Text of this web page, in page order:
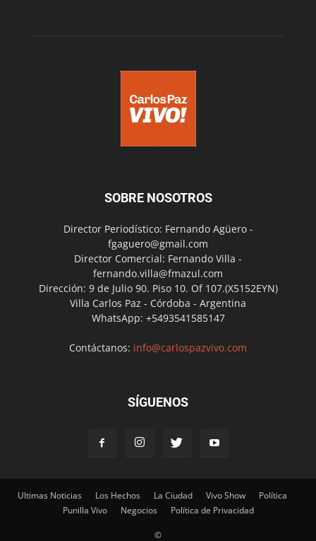
SOBRE NOSOTROS
Director Periodístico: Fernando Agüero -
fgaguero@gmail.com
Director Comercial: Fernando Villa -
fernando.villa@fmazul.com
Dirección: 9 de Julio 90. Piso 10. Of 107.(X5152EYN)
Villa Carlos Paz - Córdoba - Argentina
WhatsApp: +5493541585147
Contáctanos: info@carlospazvivo.com
SÍGUENOS
Ultimas Noticias Los Hechos La Ciudad Vivo Show
Política
Punilla Vivo
Negocios Política de Privacidad
©